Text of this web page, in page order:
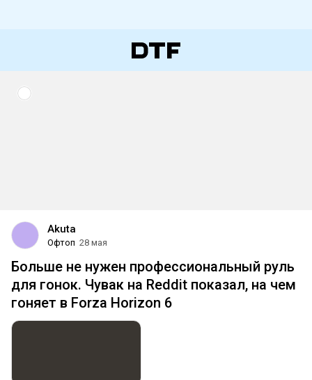
Akuta
Офтоп 28 мая
Больше не нужен профессиональный руль
для гонок. Чувак на Reddit показал, на чем
гоняет в Forza Horizon 6